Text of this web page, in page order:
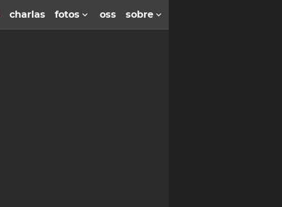
charlas fotos oss sobre